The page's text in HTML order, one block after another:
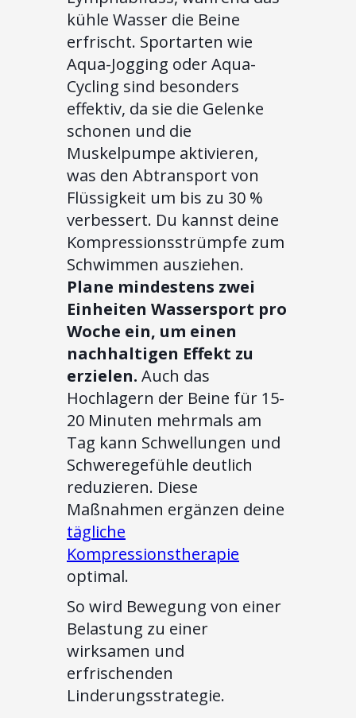
kühle Wasser die Beine
erfrischt. Sportarten wie
Aqua-Jogging oder Aqua-
Cycling sind besonders
effektiv, da sie die Gelenke
schonen und die
Muskelpumpe aktivieren,
was den Abtransport von
Flüssigkeit um bis zu 30 %
verbessert. Du kannst deine
Kompressionsstrümpfe zum
Schwimmen ausziehen.
Plane mindestens zwei
Einheiten Wassersport pro
Woche ein, um einen
nachhaltigen Effekt zu
erzielen. Auch das
Hochlagern der Beine für 15-
20 Minuten mehrmals am
Tag kann Schwellungen und
Schweregefühle deutlich
reduzieren. Diese
Maßnahmen ergänzen deine
tägliche
Kompressionstherapie
optimal.
So wird Bewegung von einer
Belastung zu einer
wirksamen und
erfrischenden
Linderungsstrategie.